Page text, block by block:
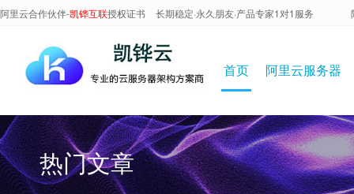
阿里云合作伙伴-凯铧互联授权证书 长期稳定·永久朋友·产品专家1对1服务
首页 阿里云服务器
热门文章